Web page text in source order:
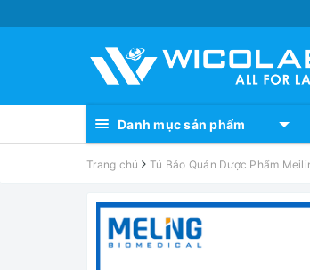
Danh mục sản phẩm
Trang chủ Tủ Bảo Quản Dược Phẩm